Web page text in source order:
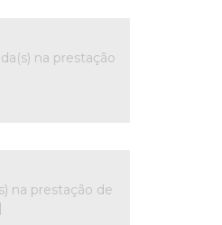
na prestação
na prestação de